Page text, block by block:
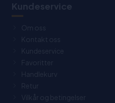
Kundeservice
Om oss
Kontakt oss
Kundeservice
Favoritter
Handlekurv
Retur
Vilkår og betingelser